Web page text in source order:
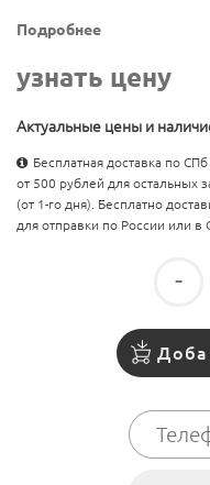
Подробнее
узнать цену
Актуальные цены и
Бесплатная доставка по
от 500 рублей для остальных
(от 1-го дня). Бесплатно
для отправки по России или в
-